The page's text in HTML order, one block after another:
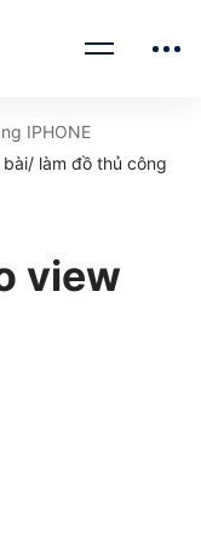
IPHONE
làm đồ thủ công
view